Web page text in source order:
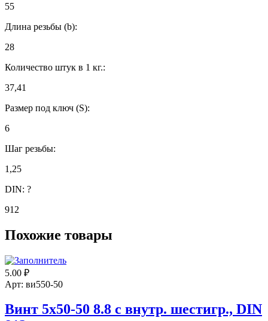
55
Длина резьбы (b):
28
Количество штук в 1 кг.:
37,41
Размер под ключ (S):
6
Шаг резьбы:
1,25
DIN: ?
912
Похожие товары
5.00 ₽
Арт: ви550-50
Винт 5х50-50 8.8 с внутр. шестигр., DIN